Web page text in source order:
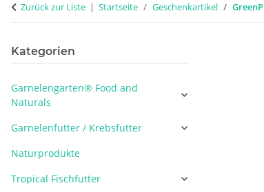
Zurück zur Liste Startseite Geschenkartikel
Kategorien
Garnelengarten® Food and
Naturals
Garnelenfutter / Krebsfutter
Naturprodukte
Tropical Fischfutter